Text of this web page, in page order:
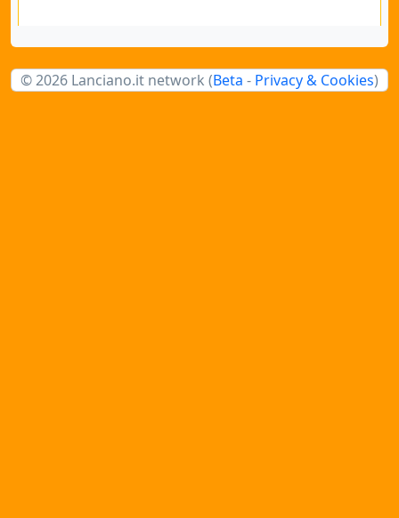
© 2026 Lanciano.it network (Beta - Privacy & Cookies)